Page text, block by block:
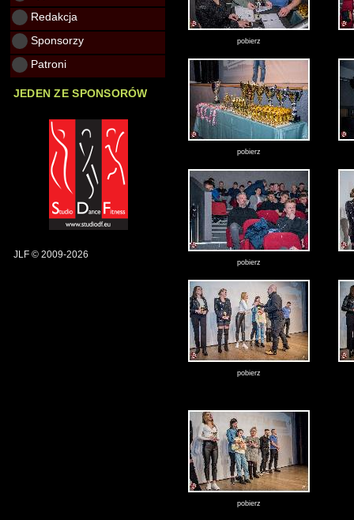
Redakcja
Sponsorzy
Patroni
JEDEN ZE SPONSORÓW
JLF © 2009-2026
pobierz
pobierz
pobierz
pobierz
pobierz